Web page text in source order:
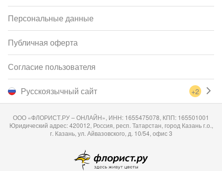
Русскоязычный сайт +2
Персональные данные
Публичная оферта
Согласие пользователя
ООО «ФЛОРИСТ.РУ – ОНЛАЙН», ИНН: 1655475078, КПП: 165501001
Юридический адрес: 420012, Россия, респ. Татарстан, город Казань г.о.,
г. Казань, ул. Айвазовского, д. 10/54, офис 3